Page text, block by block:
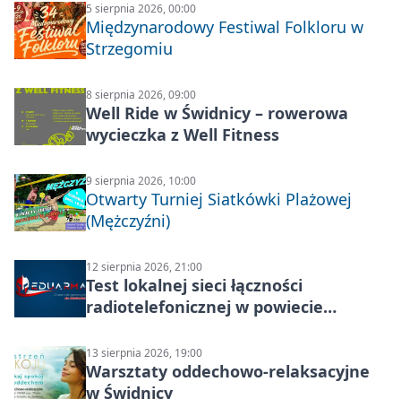
5 sierpnia 2026, 00:00
Międzynarodowy Festiwal Folkloru w
Strzegomiu
8 sierpnia 2026, 09:00
Well Ride w Świdnicy – rowerowa
wycieczka z Well Fitness
9 sierpnia 2026, 10:00
Otwarty Turniej Siatkówki Plażowej
(Mężczyźni)
12 sierpnia 2026, 21:00
Test lokalnej sieci łączności
radiotelefonicznej w powiecie
13 sierpnia 2026, 19:00
Warsztaty oddechowo-relaksacyjne
w Świdnicy